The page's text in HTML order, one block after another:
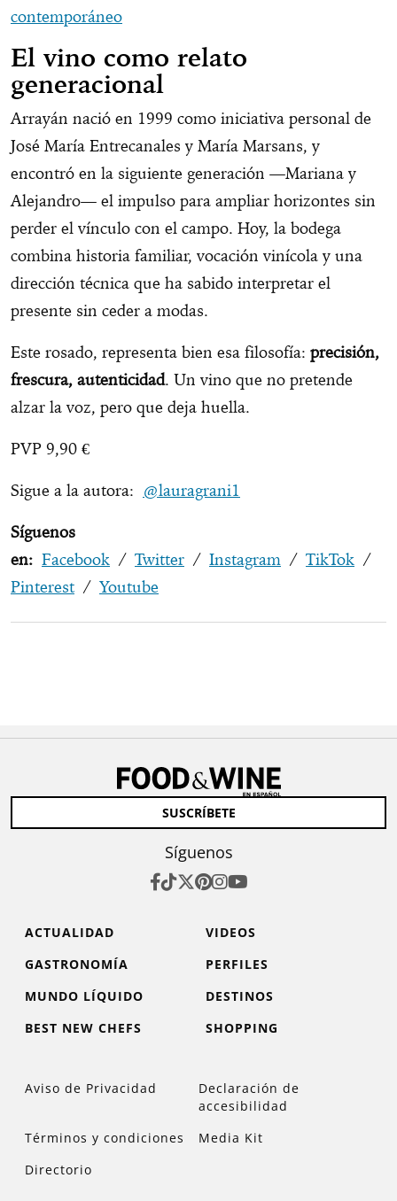
contemporáneo
El vino como relato
generacional
Arrayán nació en 1999 como iniciativa personal de
José María Entrecanales y María Marsans, y
encontró en la siguiente generación —Mariana y
Alejandro— el impulso para ampliar horizontes sin
perder el vínculo con el campo. Hoy, la bodega
combina historia familiar, vocación vinícola y una
dirección técnica que ha sabido interpretar el
presente sin ceder a modas.
Este rosado, representa bien esa filosofía: precisión,
frescura, autenticidad. Un vino que no pretende
alzar la voz, pero que deja huella.
PVP 9,90 €
Sigue a la autora: @lauragrani1
Síguenos
en: Facebook / Twitter / Instagram / TikTok /
Pinterest / Youtube
SUSCRÍBETE
Síguenos
ACTUALIDAD
VIDEOS
GASTRONOMÍA
PERFILES
MUNDO LÍQUIDO
DESTINOS
BEST NEW CHEFS
SHOPPING
Aviso de Privacidad
Declaración de
accesibilidad
Términos y condiciones
Media Kit
Directorio